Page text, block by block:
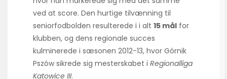
ved at score. Den hurtige tilvænning til
seniorfodbolden resulterede i i alt 15 mål for
klubben, og dens regionale succes
kulminerede i sæsonen 2012-13, hvor Górnik
Pszów sikrede sig mesterskabet i Regionalliga
Katowice III.